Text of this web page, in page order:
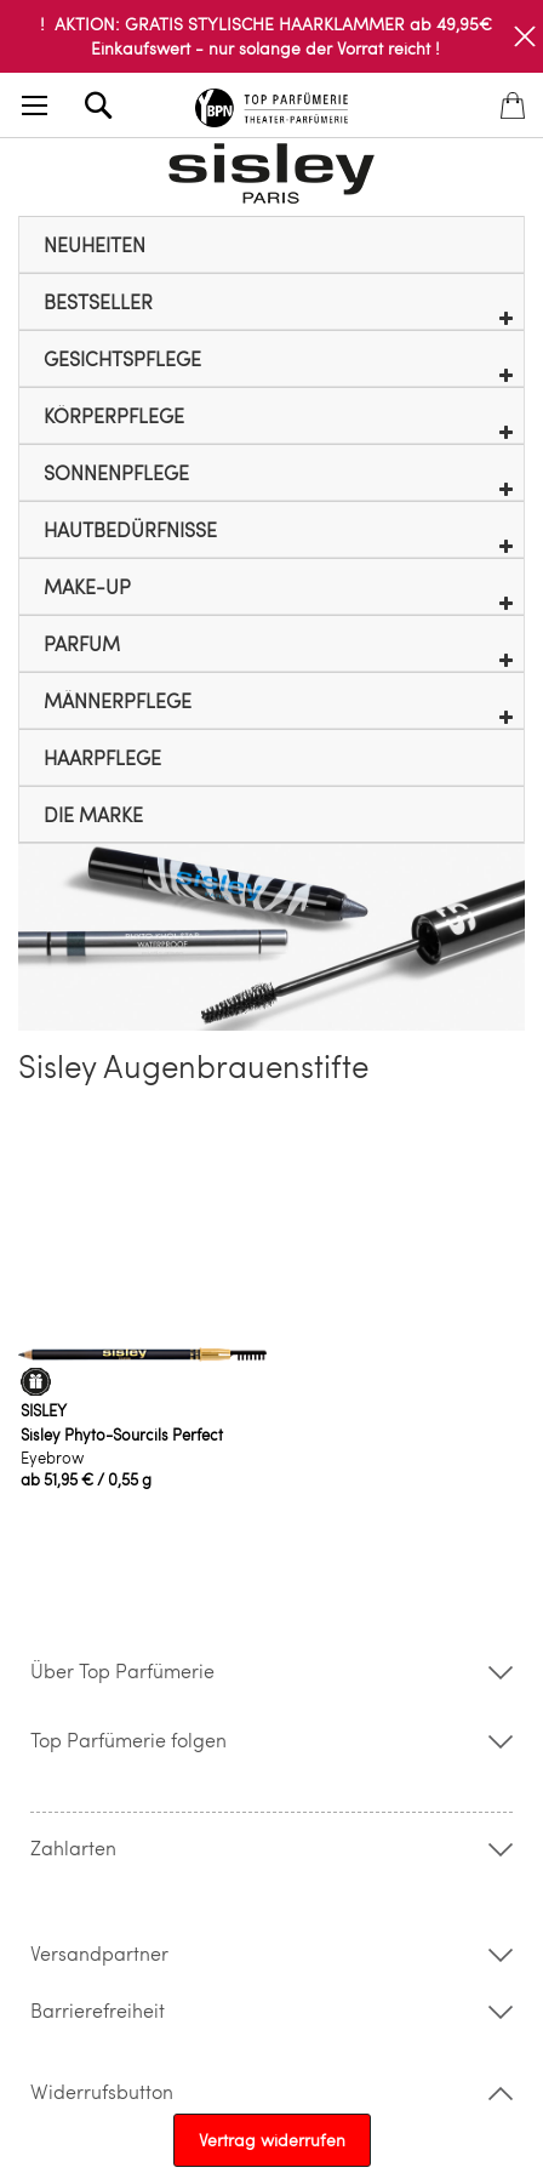
! AKTION: GRATIS STYLISCHE HAARKLAMMER ab 49,95€
Einkaufswert - nur solange der Vorrat reicht !
NEUHEITEN
BESTSELLER
GESICHTSPFLEGE
KÖRPERPFLEGE
SONNENPFLEGE
HAUTBEDÜRFNISSE
MAKE-UP
PARFUM
MÄNNERPFLEGE
HAARPFLEGE
DIE MARKE
Sisley Augenbrauenstifte
SISLEY
Sisley Phyto-Sourcils Perfect
Eyebrow
ab51,95 €/ 0,55 g
Über Top Parfümerie
Storefinder
Kontakt
Widerrufsrecht & Rückgabebedingungen
Top Parfümerie folgen
Zahlarten
Versandpartner
Barrierefreiheit
Widerrufsbutton
Vertrag widerrufen